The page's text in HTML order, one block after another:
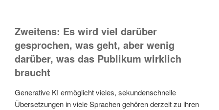
Zweitens: Es wird viel darüber
gesprochen, was geht, aber wenig
darüber, was das Publikum wirklich
braucht
Generative KI ermöglicht vieles, sekundenschnelle
Übersetzungen in viele Sprachen gehören derzeit zu ihren